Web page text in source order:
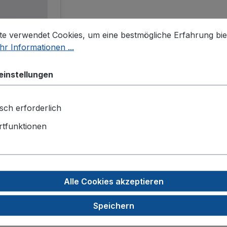
100 µl
Cookies, um eine bestmögliche Erfahrung
verwendet Cookies, um eine bestmögliche Erfahrung
Informationen ...
erforderlich
Alle Cookies akzeptieren
Speichern